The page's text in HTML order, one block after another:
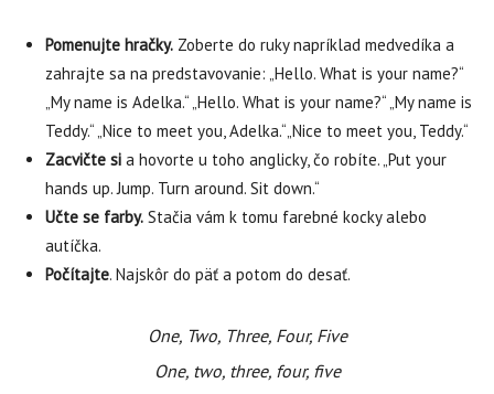
Pomenujte hračky. Zoberte do ruky napríklad medvedíka a
zahrajte sa na predstavovanie: „Hello. What is your name?“
„My name is Adelka.“ „Hello. What is your name?“ „My name is
Teddy.“ „Nice to meet you, Adelka.“„Nice to meet you, Teddy.“
Zacvičte si a hovorte u toho anglicky, čo robíte. „Put your
hands up. Jump. Turn around. Sit down.“
Učte se farby. Stačia vám k tomu farebné kocky alebo
autíčka.
Počítajte. Najskôr do päť a potom do desať.
One, Two, Three, Four, Five
One, two, three, four, five